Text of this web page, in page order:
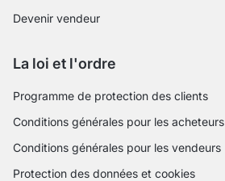
Devenir vendeur
La loi et l'ordre
Programme de protection des clients
Conditions générales pour les acheteurs
Conditions générales pour les vendeurs
Protection des données et cookies